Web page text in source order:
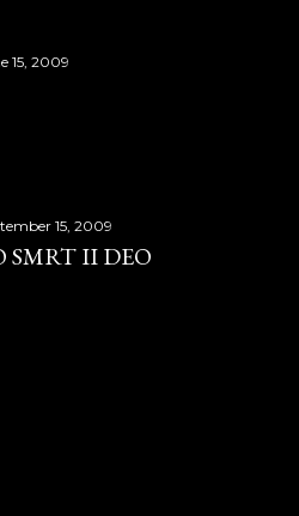
15, 2009
15, 2009
SMRT II DEO